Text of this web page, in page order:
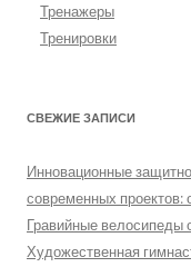
Тренажеры
Тренировки
СВЕЖИЕ ЗАПИСИ
Инновационные
современных
Гравийные велосипеды
Художественная